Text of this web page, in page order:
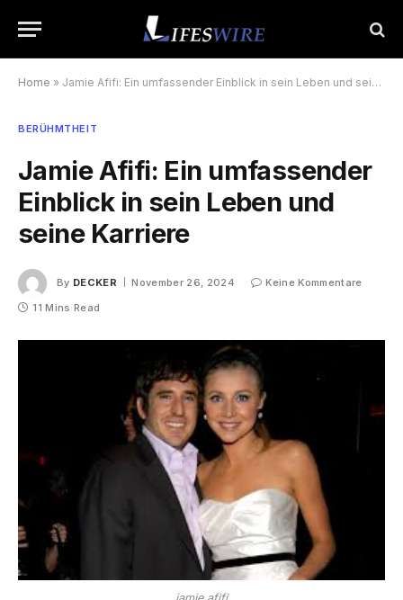
Home » Jamie Afifi: Ein umfassender Einblick in sein Leben und seine Karriere
BERÜHMTHEIT
Jamie Afifi: Ein umfassender
Einblick in sein Leben und
seine Karriere
By DECKER November 26, 2024
Keine Kommentare
11 Mins Read